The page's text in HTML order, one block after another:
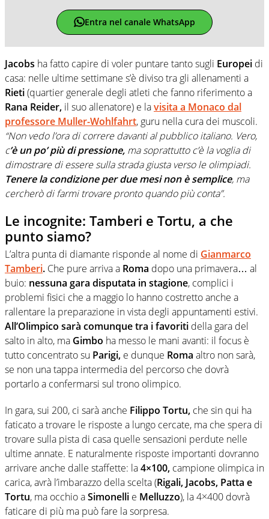
Entra nel canale WhatsApp
Jacobs ha fatto capire di voler puntare tanto sugli Europei di
casa: nelle ultime settimane s’è diviso tra gli allenamenti a
Rieti(quartier generale degli atleti che fanno riferimento a
Rana Reider, il suo allenatore) e lavisita a Monaco dal
professore Muller-Wohlfahrt, guru nella cura dei muscoli.
“Non vedo l’ora di correre davanti al pubblico italiano. Vero,
c’è un po’ più di pressione, ma soprattutto c’è la voglia di
dimostrare di essere sulla strada giusta verso le olimpiadi.
Tenere la condizione per due mesi non è semplice, ma
cercherò di farmi trovare pronto quando più conta”.
Le incognite: Tamberi e Tortu, a che
punto siamo?
L’altra punta di diamante risponde al nome di Gianmarco
Tamberi. Che pure arriva a Roma dopo una primavera… al
buio: nessuna gara disputata in stagione, complici i
problemi fisici che a maggio lo hanno costretto anche a
rallentare la preparazione in vista degli appuntamenti estivi.
All’Olimpico sarà comunque tra i favoriti della gara del
salto in alto, ma Gimbo ha messo le mani avanti: il focus è
tutto concentrato su Parigi, e dunque Roma altro non sarà,
se non una tappa intermedia del percorso che dovrà
portarlo a confermarsi sul trono olimpico.
In gara, sui 200, ci sarà anche Filippo Tortu, che sin qui ha
faticato a trovare le risposte a lungo cercate, ma che spera di
trovare sulla pista di casa quelle sensazioni perdute nelle
ultime annate. E naturalmente risposte importanti dovranno
arrivare anche dalle staffette: la4×100, campione olimpica in
carica, avrà l’imbarazzo della scelta (Rigali, Jacobs, Patta e
Tortu, ma occhio aSimonelli e Melluzzo), la 4×400 dovrà
faticare di più ma può fare la sorpresa.